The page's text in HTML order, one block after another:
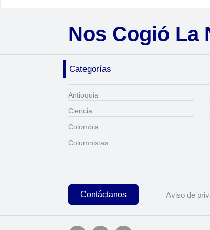
Nos Cogió La
Categorías
Antioquia
Ciencia
Colombia
Columnistas
Contáctanos Aviso de